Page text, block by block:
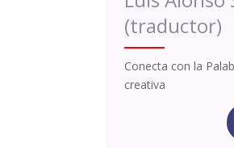
(traductor)
Conecta con la
creativa